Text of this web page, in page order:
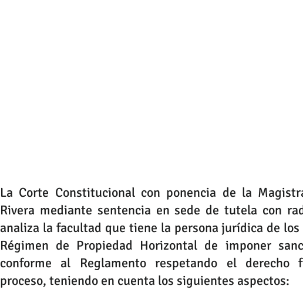
La Corte Constitucional con ponencia de la
Rivera mediante sentencia en sede de tutela con
analiza la facultad que tiene la persona jurídica de
Régimen de Propiedad Horizontal de imponer
conforme al Reglamento respetando el derecho
proceso, teniendo en cuenta los siguientes aspectos: